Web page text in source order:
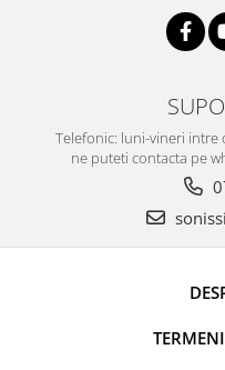
Telefonic: luni-vineri intre
ne puteti contacta pe